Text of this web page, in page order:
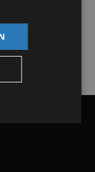
occasion.